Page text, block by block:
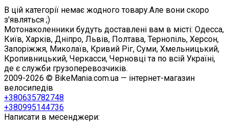
В цій категорії немає жодного товару.Але вони скоро
з'являться ;)
Мотонаколенники будуть доставлені вам в місті: Одесса,
Київ, Харків, Дніпро, Львів, Полтава, Тернопіль, Херсон,
Запоріжжя, Миколаїв, Кривий Ріг, Суми, Хмельницький,
Кропивницький, Черкасси, Черновці та по всій Україні,
де є служби грузоперевозчиків.
2009-2026 © BikeMania.com.ua — інтернет-магазин
велосипедів
+380635782748
+380995144736
Написати в месенджери: